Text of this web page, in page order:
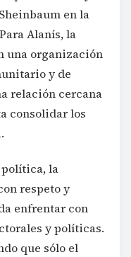
en la
Alanís, la
una organización
y de
relación cercana
consolidar los
política, la
respeto y
enfrentar con
y políticas.
que sólo el